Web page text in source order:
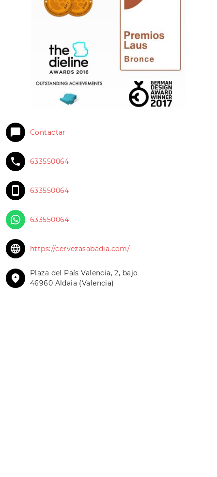
Contactar
633550064
633550064
633550064
https://cervezasabadia.com/
Plaza del País Valencia, 2, bajo
46960 Aldaia (Valencia)